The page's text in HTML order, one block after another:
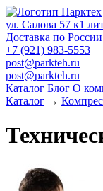
ул. Салова 57 к1
Доставка по России
+7 (921) 983-5553
post@parkteh.ru
post@parkteh.ru
Каталог Блог О
Каталог →